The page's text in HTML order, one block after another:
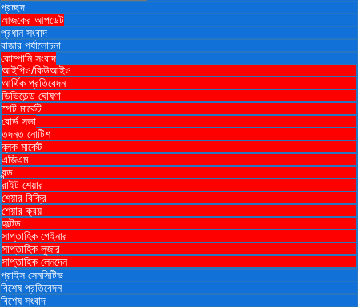
প্রচ্ছদ
আজকের আপডেট
প্রধান সংবাদ
বাজার পর্যালোচনা
কোম্পানি সংবাদ
আইপিও/কিউআইও
আর্থিক প্রতিবেদন
ডিভিডেন্ড ঘোষণা
স্পট মার্কেট
বোর্ড সভা
তদন্ত নোটিশ
ব্লক মার্কেট
এজিএম
বন্ড
রাইট শেয়ার
শেয়ার বিক্রি
শেয়ার ক্রয়
হল্টেড
সাপ্তাহিক গেইনার
সাপ্তাহিক লুজার
সাপ্তাহিক লেনদেন
প্রাইস সেনসিটিভ
বিশেষ প্রতিবেদন
বিশেষ সংবাদ